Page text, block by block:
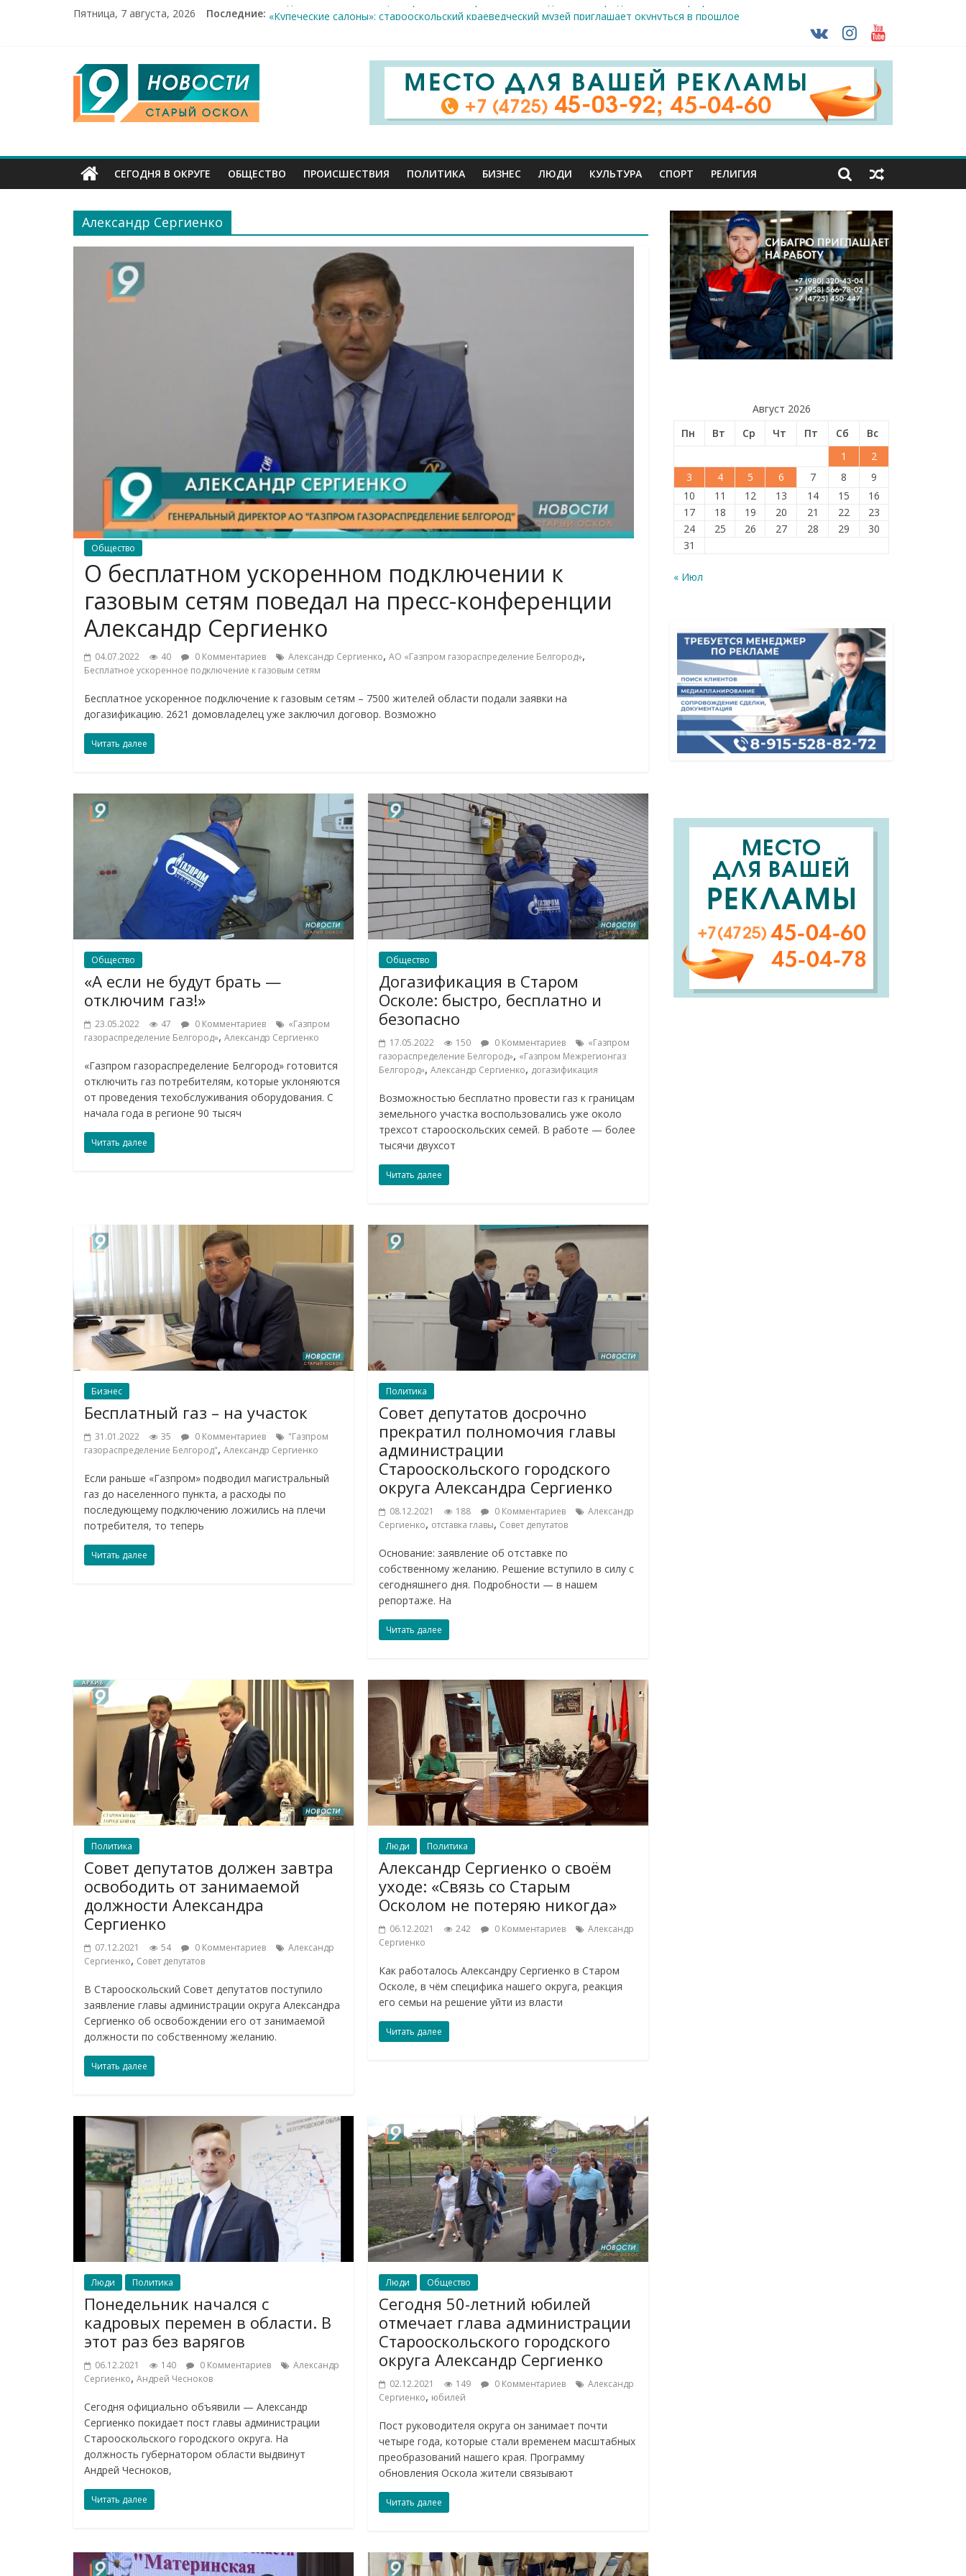
Пятница, 7 августа, 2026 Последние: Рейд по местам несанкционированной торговли: что и где можно продавать без штрафа?
100%-я раскрываемость особо тяжких преступлений: в Старооскольском отделе СК подвели итоги первого полугодия
Новое сердце: старооскольский тренер Георгий Золотых нуждается в срочной трансплантации
9
Канал
Старый
Оскол
СЕГОДНЯ В ОКРУГЕ ОБЩЕСТВО ПРОИСШЕСТВИЯ ПОЛИТИКА БИЗНЕС ЛЮДИ КУЛЬТУРА СПОРТ РЕЛИГИЯ
Александр Сергиенко
Общество
О бесплатном ускоренном подключении к
газовым сетям поведал на пресс-конференции
Александр Сергиенко
04.07.2022 40 0 Комментариев Александр Сергиенко, АО «Газпром газораспределение Белгород»,
Бесплатное ускоренное подключение к газовым сетям
Бесплатное ускоренное подключение к газовым сетям – 7500 жителей области подали заявки на
догазификацию. 2621 домовладелец уже заключил договор. Возможно
Читать далее
Общество
«А если не будут брать —
отключим газ!»
23.05.2022 47 0 Комментариев
«Газпром
газораспределение Белгород», Александр Сергиенко
«Газпром газораспределение Белгород» готовится
отключить газ потребителям, которые уклоняются
от проведения техобслуживания оборудования. С
начала года в регионе 90 тысяч
Читать далее
Общество
Догазификация в Старом
Осколе: быстро, бесплатно и
безопасно
17.05.2022 150 0 Комментариев
«Газпром
газораспределение Белгород», «Газпром Межрегионгаз
Белгород»,Александр Сергиенко, догазификация
Возможностью бесплатно провести газ к границам
земельного участка воспользовались уже около
трехсот старооскольских семей. В работе — более
тысячи двухсот
Читать далее
Бизнес
Бесплатный газ – на участок
31.01.2022 35 0 Комментариев
"Газпром
газораспределение Белгород", Александр Сергиенко
Если раньше «Газпром» подводил магистральный
газ до населенного пункта, а расходы по
последующему подключению ложились на плечи
потребителя, то теперь
Читать далее
Политика
Совет депутатов досрочно
прекратил полномочия главы
администрации
Старооскольского городского
округа Александра Сергиенко
08.12.2021 188 0 Комментариев
Александр
Сергиенко, отставка главы, Совет депутатов
Основание: заявление об отставке по
собственному желанию. Решение вступило в силу с
сегодняшнего дня. Подробности — в нашем
репортаже. На
Читать далее
Политика
Совет депутатов должен завтра
освободить от занимаемой
должности Александра
Сергиенко
07.12.2021 54 0 Комментариев
Александр
Сергиенко, Совет депутатов
В Старооскольский Совет депутатов поступило
заявление главы администрации округа Александра
Сергиенко об освобождении его от занимаемой
должности по собственному желанию.
Читать далее
Люди Политика
Александр Сергиенко о своём
уходе: «Связь со Старым
Осколом не потеряю никогда»
06.12.2021 242 0 Комментариев
Александр
Сергиенко
Как работалось Александру Сергиенко в Старом
Осколе, в чём специфика нашего округа, реакция
его семьи на решение уйти из власти
Читать далее
Люди Политика
Понедельник начался с
кадровых перемен в области. В
этот раз без варягов
06.12.2021 140 0 Комментариев
Александр
Сергиенко, Андрей Чесноков
Сегодня официально объявили — Александр
Сергиенко покидает пост главы администрации
Старооскольского городского округа. На
должность губернатором области выдвинут
Андрей Чесноков,
Читать далее
Люди Общество
Сегодня 50-летний юбилей
отмечает глава администрации
Старооскольского городского
округа Александр Сергиенко
02.12.2021 149 0 Комментариев
Александр
Сергиенко, юбилей
Пост руководителя округа он занимает почти
четыре года, которые стали временем масштабных
преобразований нашего края. Программу
обновления Оскола жители связывают
Читать далее
Август 2026
Пн
Вт Ср Чт Пт Сб
Вс
1
2
3
4 5 6 7 8
9
10
11 12 13 14 15
16
17
18 19 20 21 22
23
24
25 26 27 28 29
30
31
« Июл